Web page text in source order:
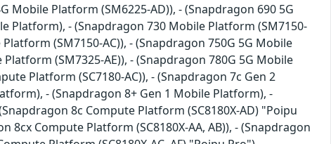
Mobile Platform (SM6225-AD)), - (Snapdragon 690 5G
Platform), - (Snapdragon 730 Mobile Platform (SM7150-
(SM7150-AC)), - (Snapdragon 750G 5G Mobile
(SM7325-AE)), - (Snapdragon 780G 5G Mobile
Platform (SC7180-AC)), - (Snapdragon 7c Gen 2
- (Snapdragon 8+ Gen 1 Mobile Platform), -
8c Compute Platform (SC8180X-AD) "Poipu
8cx Compute Platform (SC8180X-AA, AB)), - (Snapdragon